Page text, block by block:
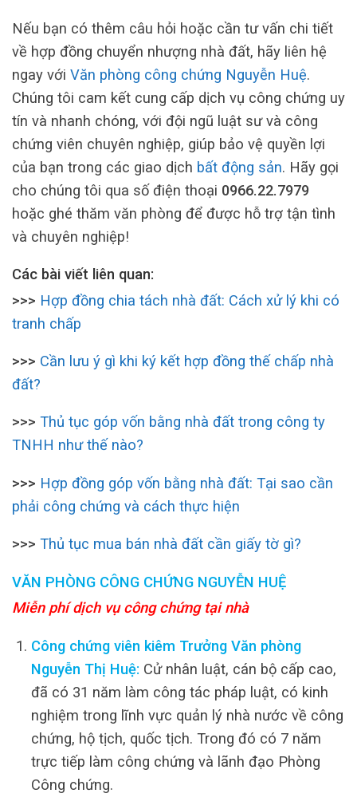
Nếu bạn có thêm câu hỏi hoặc cần tư vấn chi tiết
về hợp đồng chuyển nhượng nhà đất, hãy liên hệ
ngay với Văn phòng công chứng Nguyễn Huệ.
Chúng tôi cam kết cung cấp dịch vụ công chứng uy
tín và nhanh chóng, với đội ngũ luật sư và công
chứng viên chuyên nghiệp, giúp bảo vệ quyền lợi
của bạn trong các giao dịch bất động sản. Hãy gọi
cho chúng tôi qua số điện thoại 0966.22.7979
hoặc ghé thăm văn phòng để được hỗ trợ tận tình
và chuyên nghiệp!
Các bài viết liên quan:
>>> Hợp đồng chia tách nhà đất: Cách xử lý khi có
tranh chấp
>>> Cần lưu ý gì khi ký kết hợp đồng thế chấp nhà
đất?
>>> Thủ tục góp vốn bằng nhà đất trong công ty
TNHH như thế nào?
>>> Hợp đồng góp vốn bằng nhà đất: Tại sao cần
phải công chứng và cách thực hiện
>>> Thủ tục mua bán nhà đất cần giấy tờ gì?
VĂN PHÒNG CÔNG CHỨNG NGUYỄN HUỆ
Miễn phí dịch vụ công chứng tại nhà
Công chứng viên kiêm Trưởng Văn phòng
Nguyễn Thị Huệ: Cử nhân luật, cán bộ cấp cao,
đã có 31 năm làm công tác pháp luật, có kinh
nghiệm trong lĩnh vực quản lý nhà nước về công
chứng, hộ tịch, quốc tịch. Trong đó có 7 năm
trực tiếp làm công chứng và lãnh đạo Phòng
Công chứng.